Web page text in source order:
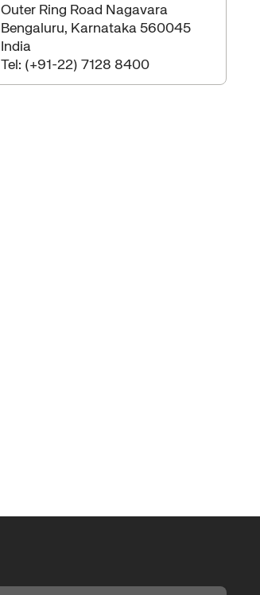
Outer Ring Road Nagavara
Bengaluru, Karnataka 560045
India
Tel: (+91-22) 7128 8400